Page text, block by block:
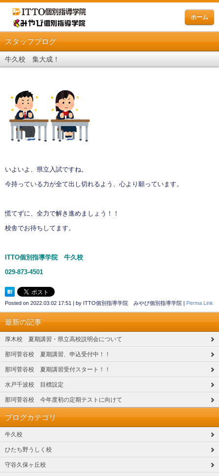
ホーム
スタッフブログ
牛久校 集大成！
いよいよ、県立入試ですね。
今持っている力が全て出し切れるよう、心より願っています。
慌てずに、全力で解き進めましょう！！
校舎でお待ちしてます。
ITTO個別指導学院 牛久校
029-873-4501
Posted on 2022.03.02 17:51 | by ITTO個別指導学院 みやび個別指導学院 | Perma Link
最新の記事
厚木校 夏期講習・県立高校説明会について
那珂菅谷校 夏期講習、申込受付中！！
那珂菅谷校 夏期講習受付スタート！！
水戸千波校 目標設定
那珂菅谷校 今年度初の定期テストに向けて
ブログカテゴリ
牛久校
ひたち野うしく校
守谷久保ヶ丘校